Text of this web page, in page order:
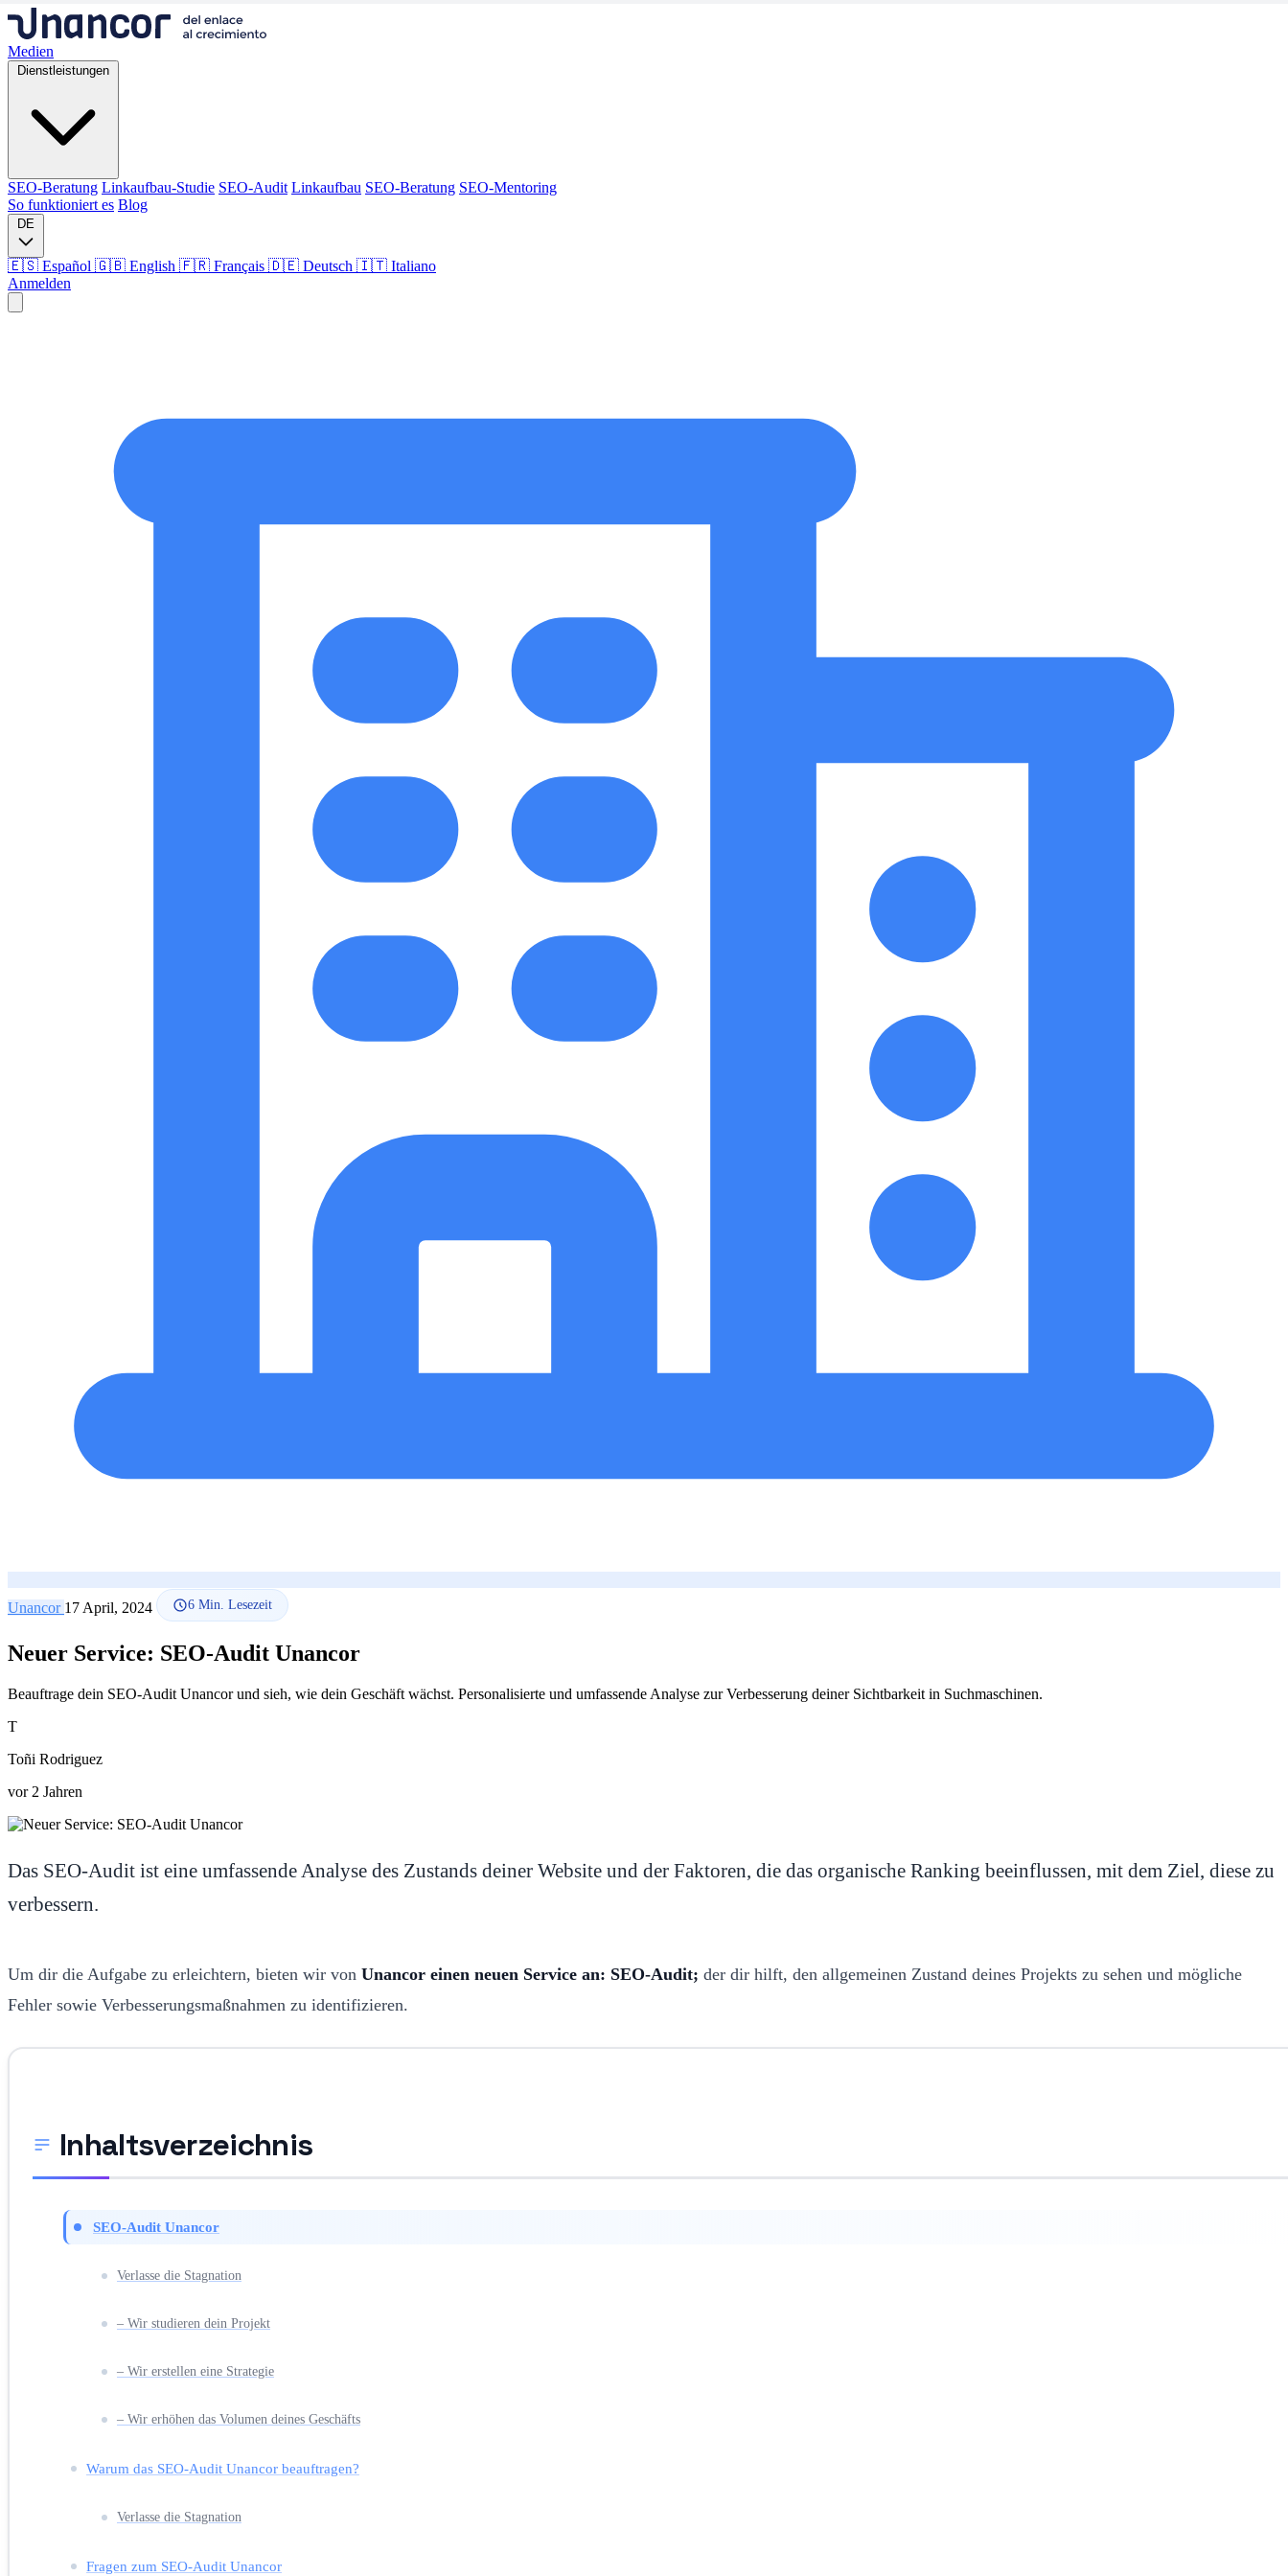
Medien
Dienstleistungen
SEO-Beratung Linkaufbau-Studie SEO-Audit Linkaufbau SEO-Beratung SEO-Mentoring
So funktioniert es Blog
DE
🇪🇸 Español 🇬🇧 English 🇫🇷 Français 🇩🇪 Deutsch 🇮🇹 Italiano
Anmelden
Linkaufbau-Studie
So funktioniert es
Unancor 17 April, 2024 6 Min. Lesezeit
Neuer Service: SEO-Audit Unancor
Beauftrage dein SEO-Audit Unancor und sieh, wie dein Geschäft wächst. Personalisierte und umfassende Analyse zur Verbesserung deiner Sichtbarkeit in Suchmaschinen.
T
Toñi Rodriguez
vor 2 Jahren
Das SEO-Audit ist eine umfassende Analyse des Zustands deiner Website und der Faktoren, die das organische Ranking beeinflussen, mit dem Ziel, diese zu
verbessern.
Um dir die Aufgabe zu erleichtern, bieten wir von Unancor einen neuen Service an: SEO-Audit; der dir hilft, den allgemeinen Zustand deines Projekts zu sehen und mögliche
Fehler sowie Verbesserungsmaßnahmen zu identifizieren.
Inhaltsverzeichnis
SEO-Audit Unancor
Verlasse die Stagnation
– Wir studieren dein Projekt
– Wir erstellen eine Strategie
– Wir erhöhen das Volumen deines Geschäfts
Warum das SEO-Audit Unancor beauftragen?
Verlasse die Stagnation
Fragen zum SEO-Audit Unancor